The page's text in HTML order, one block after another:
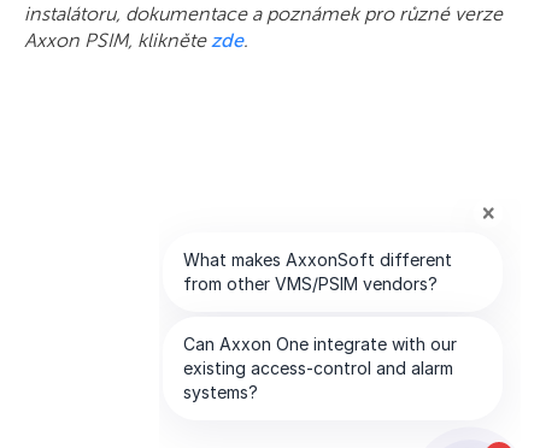
instalátoru, dokumentace a poznámek pro různé verze
Axxon PSIM, klikněte zde.